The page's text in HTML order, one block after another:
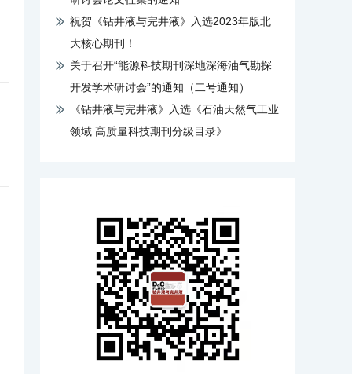
祝贺《钻井液与完井液》入选2023年版北
大核心期刊！
关于召开“能源科技期刊深地深海油气勘探
开发学术研讨会”的通知（二号通知）
《钻井液与完井液》入选《石油天然气工业
领域 高质量科技期刊分级目录》